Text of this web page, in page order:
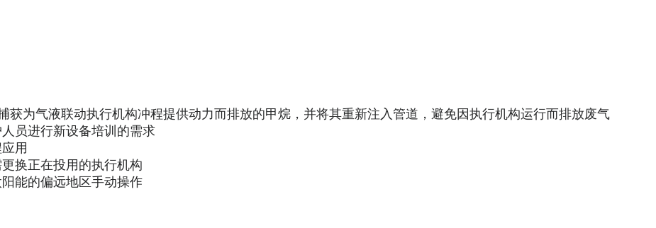
获为气液联动执行机构冲程提供动力而排放的甲烷，并将其重新注入管道，避免因执行机构运行而排放废气
员进行新设备培训的需求
用
换正在投用的执行机构
能的偏远地区手动操作